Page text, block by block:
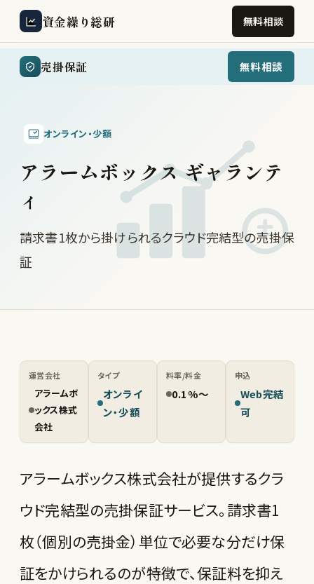
資金繰り総研 無料相談
売掛保証 無料相談
オンライン・少額
アラームボックス ギャランテ
ィ
請求書1枚から掛けられるクラウド完結型の売掛保
証
運営会社
アラームボ
ックス株式
会社
タイプ
オンライ
ン・少額
料率/料金
0.1%〜
申込
Web完結
可
アラームボックス株式会社が提供するクラ
ウド完結型の売掛保証サービス。請求書1
枚（個別の売掛金）単位で必要な分だけ保
証をかけられるのが特徴で、保証料を抑え